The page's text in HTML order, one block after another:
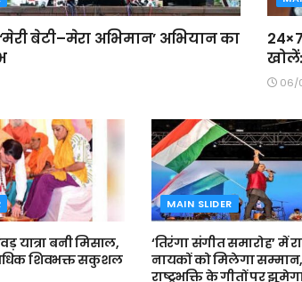
बेटी–मेरा अभिमान’ अभियान का
06/
यात्रा बनी मिसाल,
शिवभक्त सकुशल
MAIN SLIDER
‘तिरंगा संगीत समारोह’ में
नायकों को मिलेगा सम्मान,
राष्ट्रभक्ति के गीतों पर